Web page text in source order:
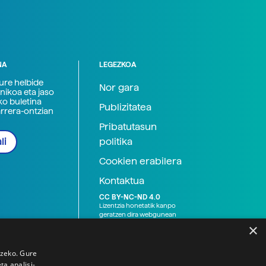
helbide
eta jaso
buletina
ontzian
LEGEZKOA
Nor gara
Publizitatea
Pribatutasun
politika
Cookien erabilera
Kontaktua
CC BY-NC-ND 4.0
Lizentzia honetatik kanpo
geratzen dira webgunean
×
Gure